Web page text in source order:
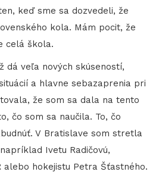
keď sme sa dozvedeli, že
kola. Mám pocit, že
celá škola.
dá veľa nových skúseností,
a hlavne sebazaprenia pri
že som sa dala na tento
čo som sa naučila. To, čo
V Bratislave som stretla
Ivetu Radičovú,
alebo hokejistu Petra Šťastného.